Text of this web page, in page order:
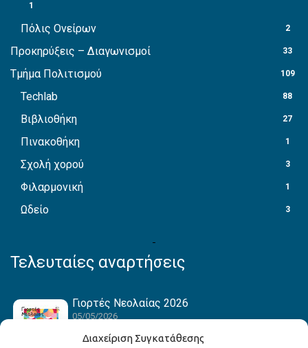
Διαχείριση Συγκατάθεσης
1
Πόλις Ονείρων 2
Προκηρύξεις – Διαγωνισμοί 33
Τμήμα Πολιτισμού 109
Techlab 88
Βιβλιοθήκη 27
Πινακοθήκη 1
Σχολή χορού 3
Φιλαρμονική 1
Ωδείο 3
Τελευταίες αναρτήσεις
Γιορτές Νεολαίας 2026
05/05/2026